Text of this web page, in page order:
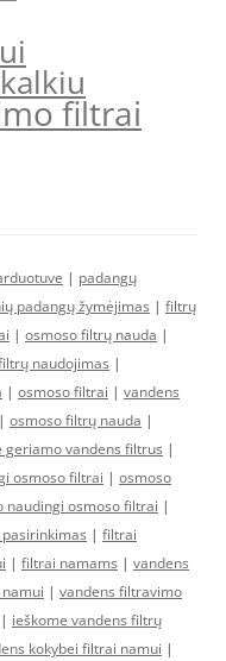
filtrai
| padangų
padangų žymėjimas | filtrų
| osmoso filtrų nauda |
naudojimas |
| osmoso filtrai | vandens
| osmoso filtrų nauda |
geriamo vandens filtrus |
osmoso filtrai | osmoso
naudingi osmoso filtrai |
| filtrai
| filtrai namams | vandens
| vandens filtravimo
| ieškome vandens filtrų
kokybei filtrai namui |